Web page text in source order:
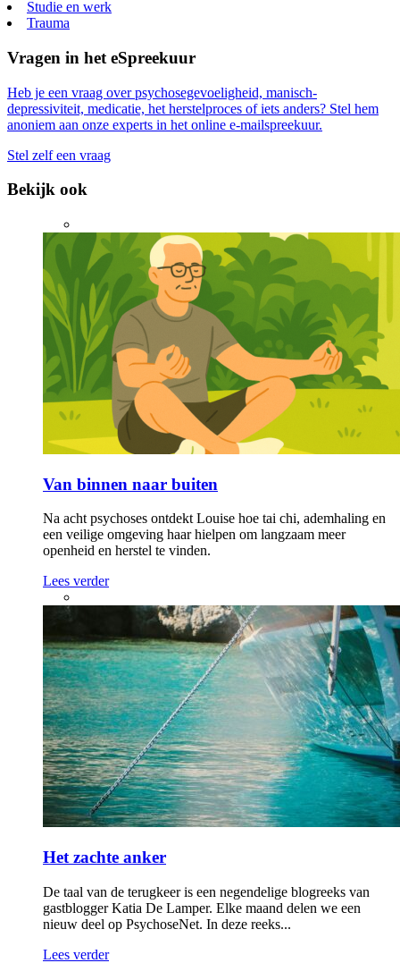
Studie en werk
Trauma
Vragen in het eSpreekuur
Heb je een vraag over psychosegevoeligheid, manisch-
depressiviteit, medicatie, het herstelproces of iets anders? Stel hem
anoniem aan onze experts in het online e-mailspreekuur.
Stel zelf een vraag
Bekijk ook
Van binnen naar buiten
Na acht psychoses ontdekt Louise hoe tai chi, ademhaling en
een veilige omgeving haar hielpen om langzaam meer
openheid en herstel te vinden.
Lees verder
Het zachte anker
De taal van de terugkeer is een negendelige blogreeks van
gastblogger Katia De Lamper. Elke maand delen we een
nieuw deel op PsychoseNet. In deze reeks...
Lees verder